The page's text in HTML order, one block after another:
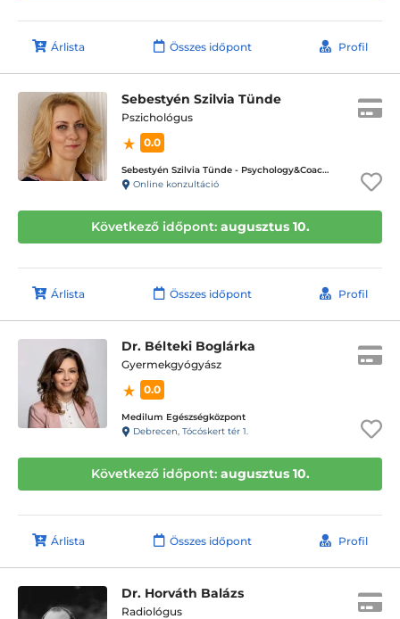
Árlista Összes időpont Profil
Sebestyén Szilvia Tünde
Pszichológus
0.0
Sebestyén Szilvia Tünde - Psychology&Coaching - ICD terápiás magánpraxis
Online konzultáció
Következő időpont: augusztus 10.
Árlista Összes időpont Profil
Dr. Bélteki Boglárka
Gyermekgyógyász
0.0
Medilum Egészségközpont
Debrecen, Tócóskert tér 1.
Következő időpont: augusztus 10.
Árlista Összes időpont Profil
Dr. Horváth Balázs
Radiológus